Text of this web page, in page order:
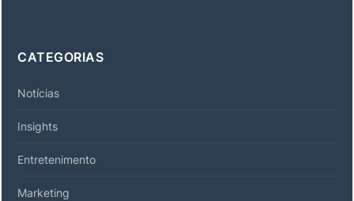
CATEGORIAS
Notícias
Insights
Entretenimento
Marketing